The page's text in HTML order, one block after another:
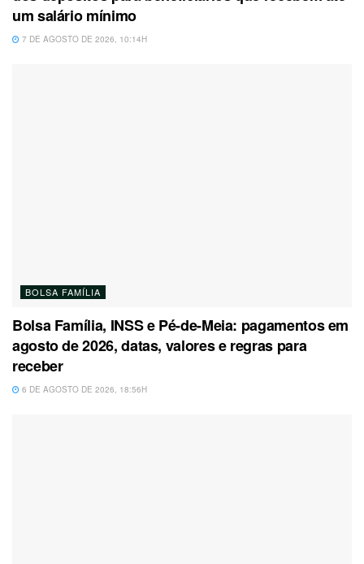
um salário mínimo
7 DE AGOSTO DE 2026, 10:14H
BOLSA FAMÍLIA
Bolsa Família, INSS e Pé-de-Meia: pagamentos em
agosto de 2026, datas, valores e regras para
receber
6 DE AGOSTO DE 2026, 18:56H